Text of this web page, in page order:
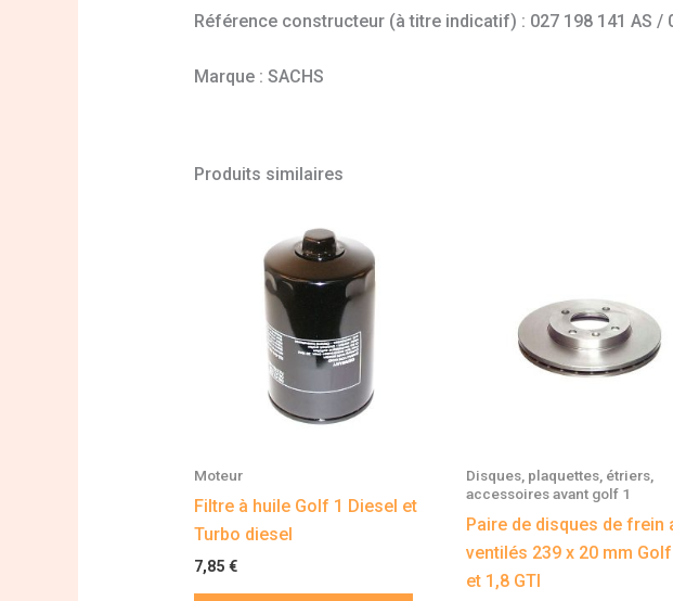
Référence constructeur (à titre indicatif) : 027 198 141 AS /
Marque : SACHS
Produits similaires
Moteur
Filtre à huile Golf 1 Diesel et
Turbo diesel
7,85 €
Disques, plaquettes, étriers,
accessoires avant golf 1
Paire de disques de frein
ventilés 239 x 20 mm
et 1,8 GTI